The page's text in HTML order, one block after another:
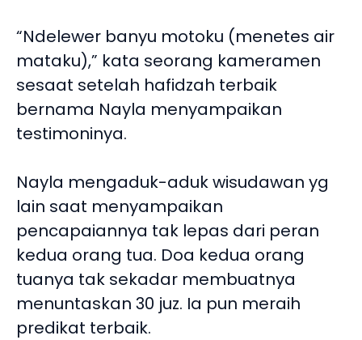
“Ndelewer banyu motoku (menetes air
mataku),” kata seorang kameramen
sesaat setelah hafidzah terbaik
bernama Nayla menyampaikan
testimoninya.
Nayla mengaduk-aduk wisudawan yg
lain saat menyampaikan
pencapaiannya tak lepas dari peran
kedua orang tua. Doa kedua orang
tuanya tak sekadar membuatnya
menuntaskan 30 juz. Ia pun meraih
predikat terbaik.